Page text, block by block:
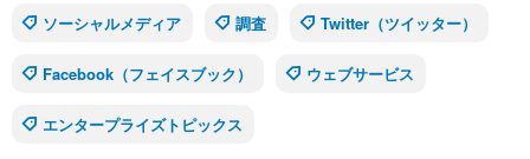
ソーシャルメディア
調査 Twitter（ツイッター）
Facebook（フェイスブック） ウェブサービス
エンタープライズトピックス